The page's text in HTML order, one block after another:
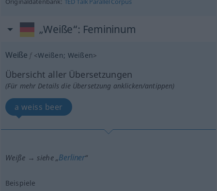
Originaldatenbank: TED Talk Parallel Corpus
„Weiße“: Femininum
Weiße f <Weißen; Weißen>
Übersicht aller Übersetzungen
(Für mehr Details die Übersetzung anklicken/antippen)
a weiss beer
Weiße → siehe „Berliner“
Beispiele